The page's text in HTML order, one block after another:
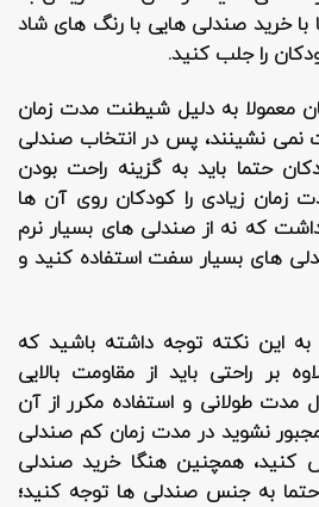
با خرید صندلی هایی با رنگ های شاد
را جلب کنید.
معمولا به دلیل شیطنت مدت زمان
نمی نشینند، پس در انتخاب صندلی
حتما باید به گزینه راحت بودن
زمان زیادی را کودکان روی آن ها
داشت که نه از صندلی های بسیار نرم
های بسیار سفت استفاده کنید و
به این نکته توجه داشته باشید که
بر راحتی باید از مقاومت بالایی
مدت طولانی و استفاده مکرر از آن
مجبور نشوید در مدت زمان کم صندلی
کنید، همچنین هنگا خرید صندلی
حتما به جنس صندلی ها توجه کنید؛